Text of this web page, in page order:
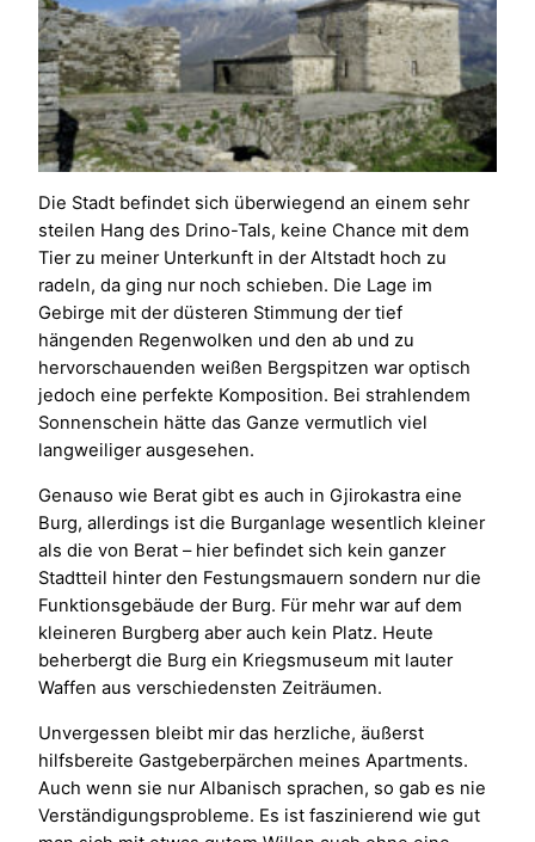
Die Stadt befindet sich überwiegend an einem sehr
steilen Hang des Drino-Tals, keine Chance mit dem
Tier zu meiner Unterkunft in der Altstadt hoch zu
radeln, da ging nur noch schieben. Die Lage im
Gebirge mit der düsteren Stimmung der tief
hängenden Regenwolken und den ab und zu
hervorschauenden weißen Bergspitzen war optisch
jedoch eine perfekte Komposition. Bei strahlendem
Sonnenschein hätte das Ganze vermutlich viel
langweiliger ausgesehen.
Genauso wie Berat gibt es auch in Gjirokastra eine
Burg, allerdings ist die Burganlage wesentlich kleiner
als die von Berat – hier befindet sich kein ganzer
Stadtteil hinter den Festungsmauern sondern nur die
Funktionsgebäude der Burg. Für mehr war auf dem
kleineren Burgberg aber auch kein Platz. Heute
beherbergt die Burg ein Kriegsmuseum mit lauter
Waffen aus verschiedensten Zeiträumen.
Unvergessen bleibt mir das herzliche, äußerst
hilfsbereite Gastgeberpärchen meines Apartments.
Auch wenn sie nur Albanisch sprachen, so gab es nie
Verständigungsprobleme. Es ist faszinierend wie gut